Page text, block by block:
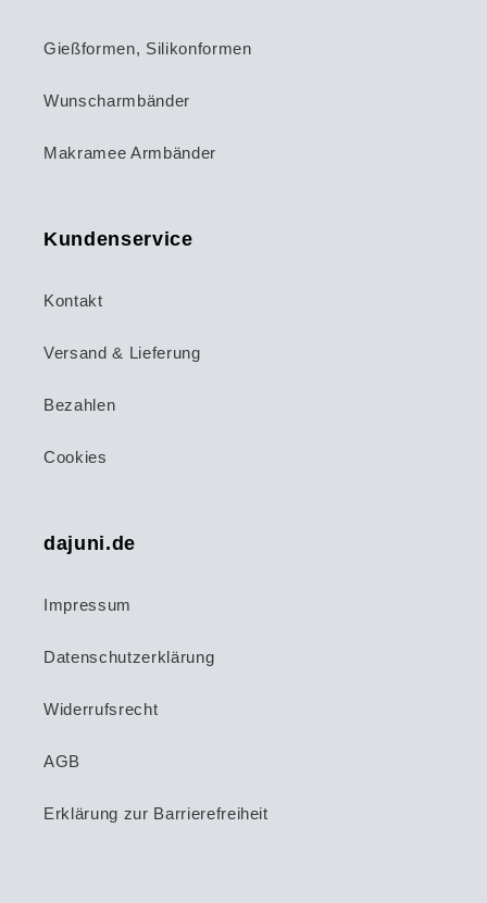
Gießformen, Silikonformen
Wunscharmbänder
Makramee Armbänder
Kundenservice
Kontakt
Versand & Lieferung
Bezahlen
Cookies
dajuni.de
Impressum
Datenschutzerklärung
Widerrufsrecht
AGB
Erklärung zur Barrierefreiheit